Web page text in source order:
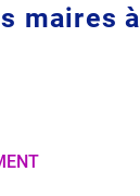
maires à